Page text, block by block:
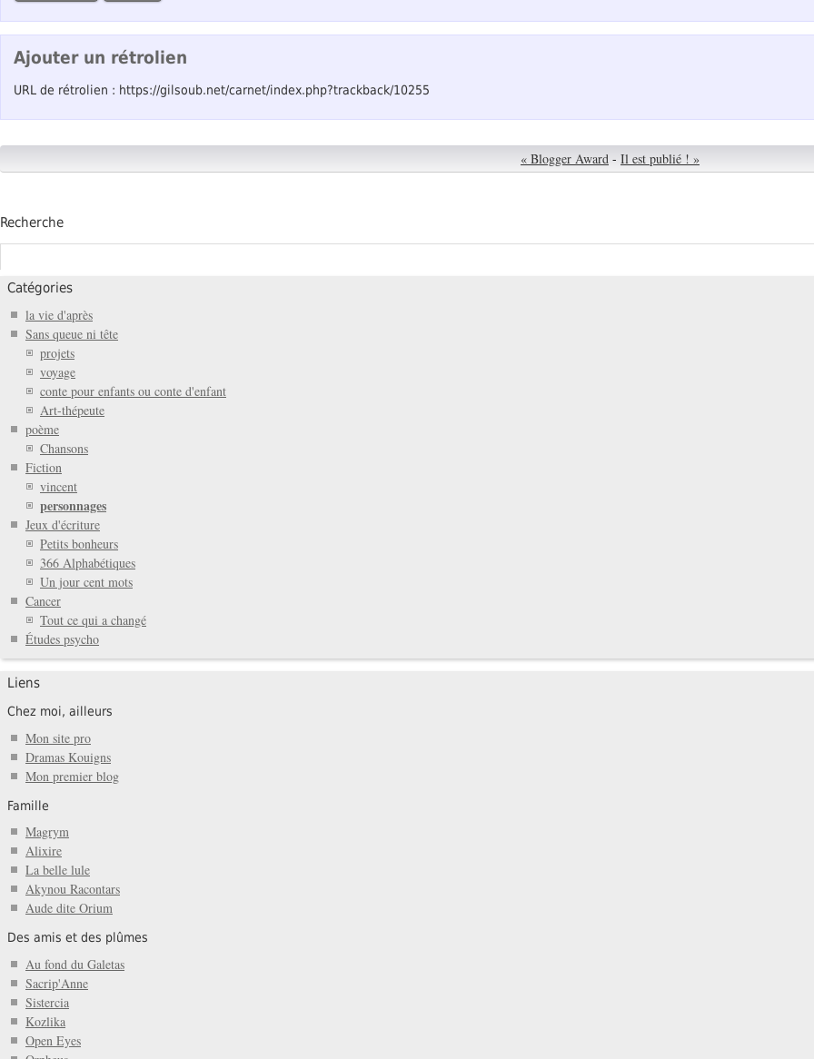
Ajouter un rétrolien
URL de rétrolien : https://gilsoub.net/carnet/index.php?trackback/10255
« Blogger Award - Il est publié ! »
Recherche
Catégories
la vie d'après
Sans queue ni tête
projets
voyage
conte pour enfants ou conte d'enfant
Art-thépeute
poème
Chansons
Fiction
vincent
personnages
Jeux d'écriture
Petits bonheurs
366 Alphabétiques
Un jour cent mots
Cancer
Tout ce qui a changé
Études psycho
Liens
Chez moi, ailleurs
Mon site pro
Dramas Kouigns
Mon premier blog
Famille
Magrym
Alixire
La belle lule
Akynou Racontars
Aude dite Orium
Des amis et des plûmes
Au fond du Galetas
Sacrip'Anne
Sistercia
Kozlika
Open Eyes